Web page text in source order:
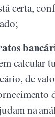
certa,
calcular
de
na